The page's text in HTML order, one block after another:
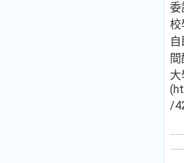
委
校
/